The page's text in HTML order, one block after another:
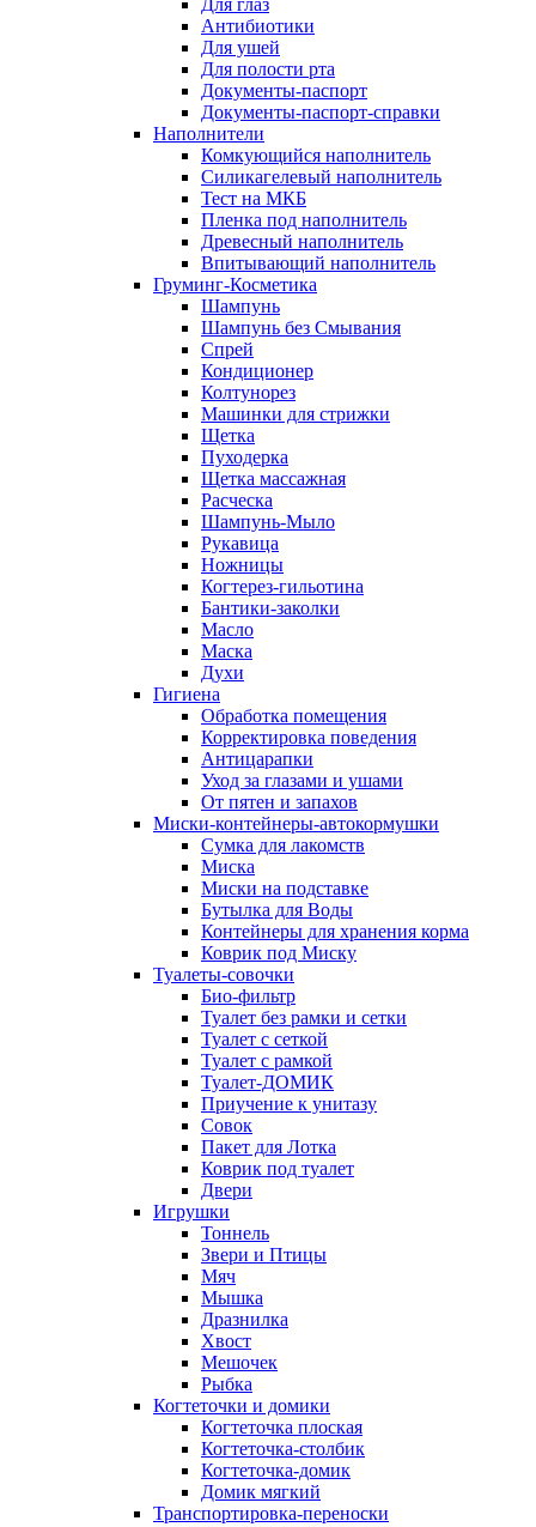
Антибиотики
Для ушей
Для полости рта
Документы-паспорт
Документы-паспорт-справки
Наполнители
Комкующийся наполнитель
Силикагелевый наполнитель
Тест на МКБ
Пленка под наполнитель
Древесный наполнитель
Впитывающий наполнитель
Груминг-Косметика
Шампунь
Шампунь без Смывания
Спрей
Кондиционер
Колтунорез
Машинки для стрижки
Щетка
Пуходерка
Щетка массажная
Расческа
Шампунь-Мыло
Рукавица
Ножницы
Когтерез-гильотина
Бантики-заколки
Масло
Маска
Духи
Гигиена
Обработка помещения
Корректировка поведения
Антицарапки
Уход за глазами и ушами
От пятен и запахов
Миски-контейнеры-автокормушки
Сумка для лакомств
Миска
Миски на подставке
Бутылка для Воды
Контейнеры для хранения корма
Коврик под Миску
Туалеты-совочки
Био-фильтр
Туалет без рамки и сетки
Туалет с сеткой
Туалет с рамкой
Туалет-ДОМИК
Приучение к унитазу
Совок
Пакет для Лотка
Коврик под туалет
Двери
Игрушки
Тоннель
Звери и Птицы
Мяч
Мышка
Дразнилка
Хвост
Мешочек
Рыбка
Когтеточки и домики
Когтеточка плоская
Когтеточка-столбик
Когтеточка-домик
Домик мягкий
Транспортировка-переноски